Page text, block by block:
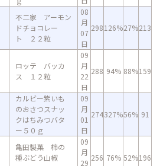
不二家 アーモン
ドチョコレー
ト ２２粒
08
月
07
日
298126%27%213
ロッテ バッカ
ス １２粒
09
月
22
日
288 94% 88%159
カルビー紫いも
のおさつスナッ
クはちみつバタ
ー５０ｇ
09
月
01
日
274327%56% 91
亀田製菓 柿の
種ぶどう山椒
09
月
29
256 76% 52%196